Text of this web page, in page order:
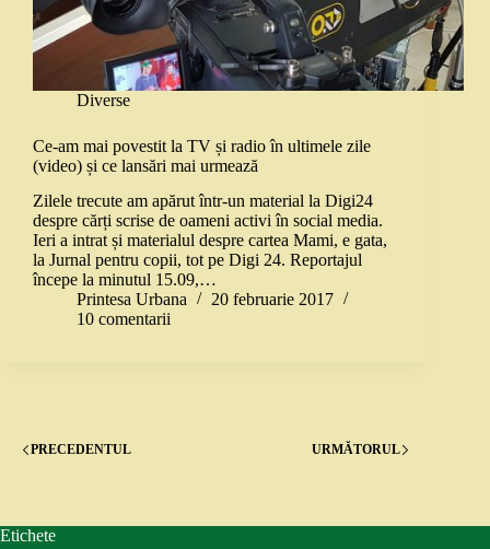
Diverse
Ce-am mai povestit la TV și radio în ultimele zile
(video) și ce lansări mai urmează
Zilele trecute am apărut într-un material la Digi24
despre cărți scrise de oameni activi în social media.
Ieri a intrat și materialul despre cartea Mami, e gata,
la Jurnal pentru copii, tot pe Digi 24. Reportajul
începe la minutul 15.09,…
Printesa Urbana
20 februarie 2017
10 comentarii
PRECEDENTUL URMĂTORUL
Etichete